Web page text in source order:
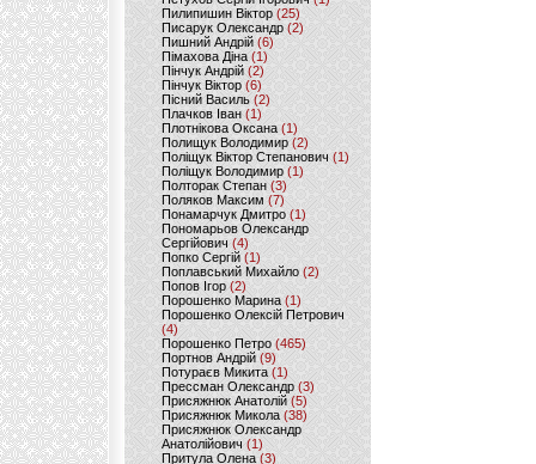
Пилипишин Віктор(25)
Писарук Олександр(2)
Пишний Андрій (6)
Пімахова Діна(1)
Пінчук Андрій(2)
Пінчук Віктор (6)
Пісний Василь (2)
Плачков Іван(1)
Плотнікова Оксана (1)
Полищук Володимир(2)
Поліщук Віктор Степанович(1)
Поліщук Володимир (1)
Полторак Степан(3)
Поляков Максим (7)
Понамарчук Дмитро (1)
Пономарьов Олександр
Сергійович(4)
Попко Сергій (1)
Поплавський Михайло (2)
Попов Ігор(2)
Порошенко Марина (1)
Порошенко Олексій Петрович
(4)
Порошенко Петро (465)
Портнов Андрій (9)
Потураєв Микита(1)
Прессман Олександр(3)
Присяжнюк Анатолій (5)
Присяжнюк Микола (38)
Присяжнюк Олександр
Анатолійович (1)
Притула Олена (3)